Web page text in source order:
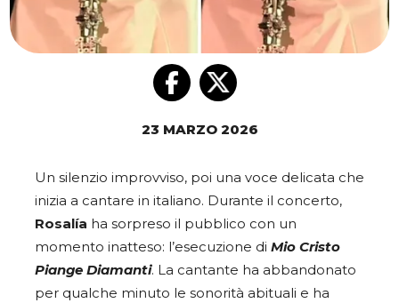
23 MARZO 2026
Un silenzio improvviso, poi una voce delicata che
inizia a cantare in italiano. Durante il concerto,
Rosalía ha sorpreso il pubblico con un
momento inatteso: l’esecuzione di Mio Cristo
Piange Diamanti. La cantante ha abbandonato
per qualche minuto le sonorità abituali e ha